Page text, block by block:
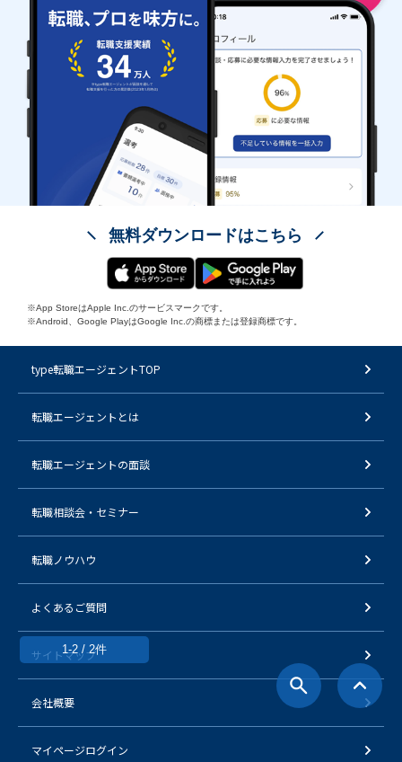
1-2 / 2件
無料ダウンロードはこちら
※App StoreはApple Inc.のサービスマークです。
※Android、Google PlayはGoogle Inc.の商標または登録商標です。
type転職エージェントTOP
転職エージェントとは
転職エージェントの面談
転職相談会・セミナー
転職ノウハウ
よくあるご質問
サイトマップ
会社概要
マイページログイン